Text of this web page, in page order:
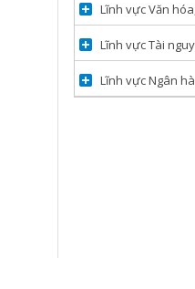
Lĩnh vực Văn
Lĩnh vực Tài
Lĩnh vực Ngân